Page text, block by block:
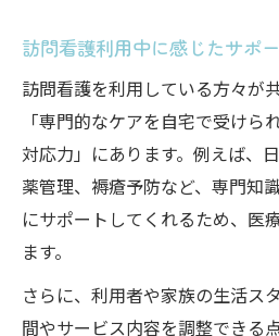
訪問看護利用中に感じたサポ
訪問看護を利用している方々が
「専門的なケアを自宅で受けら
対応力」にあります。例えば、
薬管理、褥瘡予防など、専門知
にサポートしてくれるため、医
ます。
さらに、利用者や家族の生活ス
間やサービス内容を調整できる